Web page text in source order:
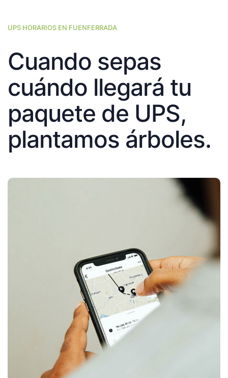
UPS HORARIOS EN FUENFERRADA
Cuando sepas
cuándo llegará tu
paquete de UPS,
plantamos árboles.